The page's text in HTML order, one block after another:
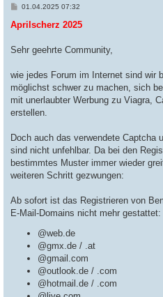
B
i
t
a
01.04.2025 07:32
Aprilscherz 2025
Sehr geehrte Community,
wie jedes Forum im Internet sind wir
möglichst schwer zu machen, sich
mit unerlaubter Werbung zu Viagra,
erstellen.
Doch auch das verwendete Captcha
sind nicht unfehlbar. Da bei den
bestimmtes Muster immer wieder
weiteren Schritt gezwungen:
Ab sofort ist das Registrieren von
E-Mail-Domains nicht mehr gestattet:
@web.de
@gmx.de / .at
@gmail.com
@outlook.de / .com
@hotmail.de / .com